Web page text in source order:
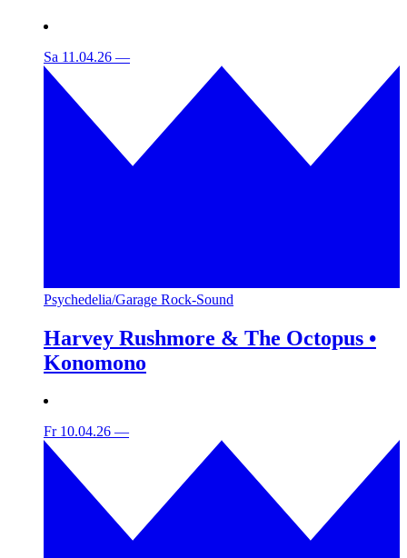
Sa 11.04.26 —
Psychedelia/Garage Rock-Sound
Harvey Rushmore & The Octopus •
Konomono
Fr 10.04.26 —